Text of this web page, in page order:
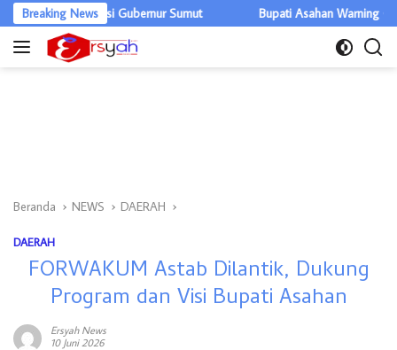
Langsung
ke
Breaking News
Gubernur Sumut Bupati Asahan Warning OPD, Efisiensi
Beranda NEWS DAERAH
DAERAH
FORWAKUM Astab Dilantik, Dukung
Program dan Visi Bupati Asahan
Ersyah News
10 Juni 2026